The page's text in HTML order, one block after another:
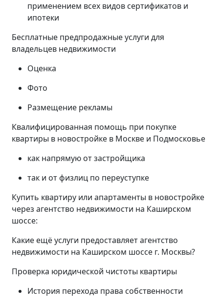
применением всех видов сертификатов и
ипотеки
Бесплатные предпродажные услуги для
владельцев недвижимости
Оценка
Фото
Размещение рекламы
Квалифицированная помощь при покупке
квартиры в новостройке в Москве и Подмосковье
как напрямую от застройщика
так и от физлиц по переуступке
Купить квартиру или апартаменты в новостройке
через агентство недвижимости на Каширском
шоссе:
Какие ещё услуги предоставляет агентство
недвижимости на Каширском шоссе г. Москвы?
Проверка юридической чистоты квартиры
История перехода права собственности